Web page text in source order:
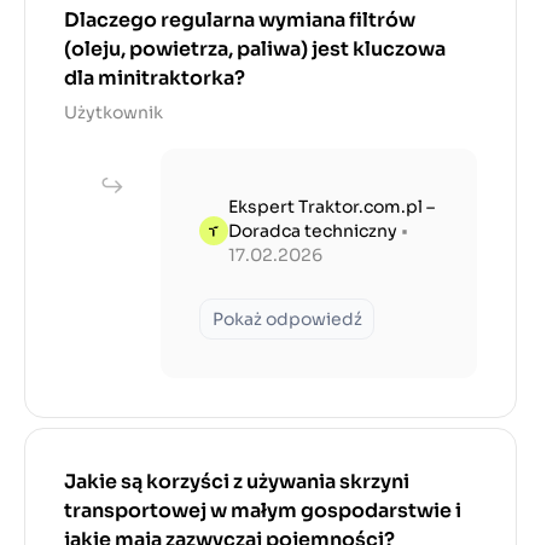
Dlaczego regularna wymiana filtrów
(oleju, powietrza, paliwa) jest kluczowa
dla minitraktorka?
Użytkownik
Ekspert Traktor.com.pl –
Doradca techniczny •
17.02.2026
Pokaż odpowiedź
Jakie są korzyści z używania skrzyni
transportowej w małym gospodarstwie i
jakie mają zazwyczaj pojemności?